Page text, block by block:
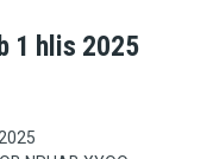
1 hlis 2025